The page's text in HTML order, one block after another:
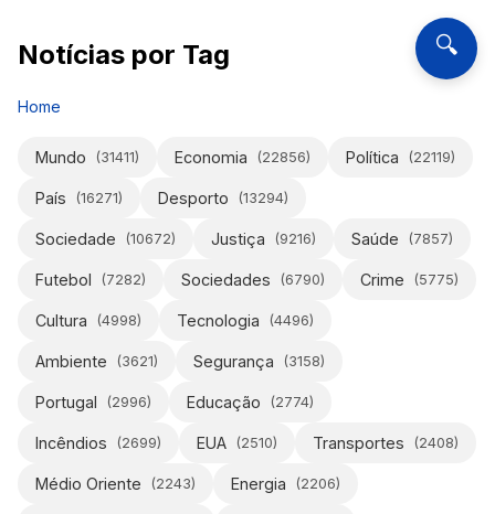
🔍
Notícias por Tag
Home
Mundo (31411) Economia (22856) Política (22119)
País (16271) Desporto (13294)
Sociedade (10672) Justiça (9216) Saúde (7857)
Futebol (7282) Sociedades (6790) Crime (5775)
Cultura (4998) Tecnologia (4496)
Ambiente (3621) Segurança (3158)
Portugal (2996) Educação (2774)
Incêndios (2699) EUA (2510) Transportes (2408)
Médio Oriente (2243) Energia (2206)